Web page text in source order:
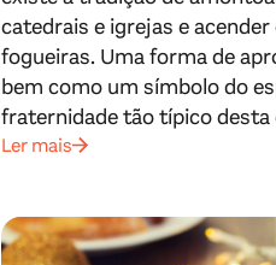
catedrais e igrejas e acender
fogueiras. Uma forma de
bem como um símbolo do
fraternidade tão típico desta
Ler mais